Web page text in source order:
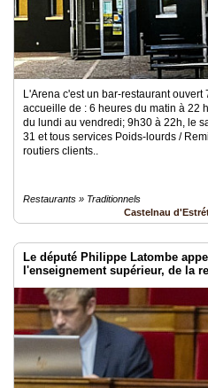
L'Arena c'est un bar-restaurant
accueille de : 6 heures du matin à 22
du lundi au vendredi; 9h30 à 22h, le
31 et tous services Poids-lourds /
routiers clients..
Restaurants » Traditionnels
Castelnau
Le député Philippe Latombe
l'enseignement supérieur, de la